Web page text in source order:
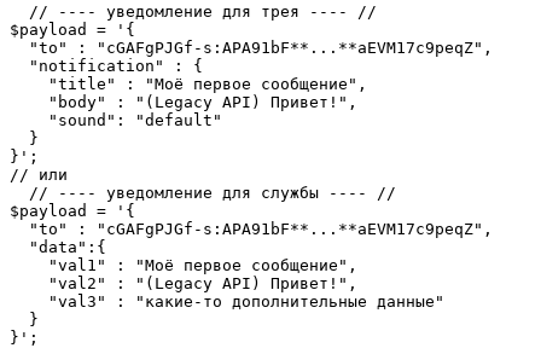
  // ---- уведомление для трея ---- //
$payload = '{
  "to" : "cGAFgPJGf-s:APA91bF**...**aEVM17c9peqZ",
  "notification" : {
    "title" : "Моё первое сообщение",
    "body" : "(Legacy API) Привет!",
    "sound": "default"
  }
}';
// или
  // ---- уведомление для службы ---- //
$payload = '{
  "to" : "cGAFgPJGf-s:APA91bF**...**aEVM17c9peqZ",
  "data":{
    "val1" : "Моё первое сообщение",
    "val2" : "(Legacy API) Привет!",
    "val3" : "какие-то дополнительные данные"
  }
}';